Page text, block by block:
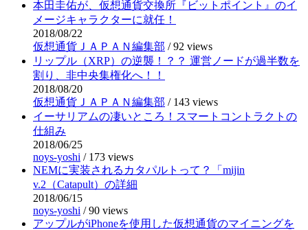
本田圭佑が、仮想通貨交換所『ビットポイント』のイ
メージキャラクターに就任！
2018/08/22
仮想通貨ＪＡＰＡＮ編集部 /92 views
リップル（XRP）の逆襲！？？ 運営ノードが過半数を
割り、非中央集権化へ！！
2018/08/20
仮想通貨ＪＡＰＡＮ編集部 / 143 views
イーサリアムの凄いところ！スマートコントラクトの
仕組み
2018/06/25
noys-yoshi / 173 views
NEMに実装されるカタパルトって？「mijin
v.2（Catapult）の詳細
2018/06/15
noys-yoshi /90 views
アップルがiPhoneを使用した仮想通貨のマイニングを